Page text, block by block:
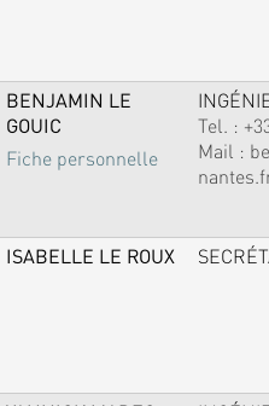
BENJAMIN LE
GOUIC
Fiche personnelle
Tel. :
Mail :
ISABELLE LE ROUX